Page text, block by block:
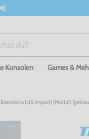
Konsolen Games &
Barcelona (US Import) (Modul)